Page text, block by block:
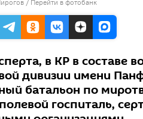
/ Перейти в фотобанк
в КР в составе
дивизии имени
батальон по
госпиталь,